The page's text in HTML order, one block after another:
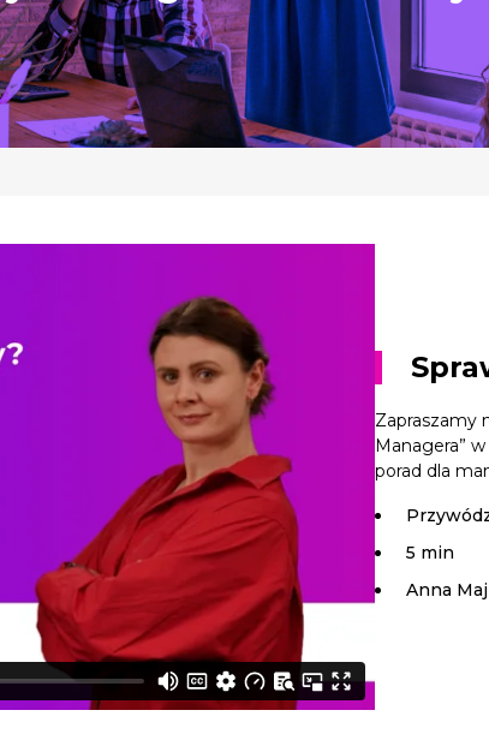
Zapraszamy
Managera”
porad dla
5 min
Anna